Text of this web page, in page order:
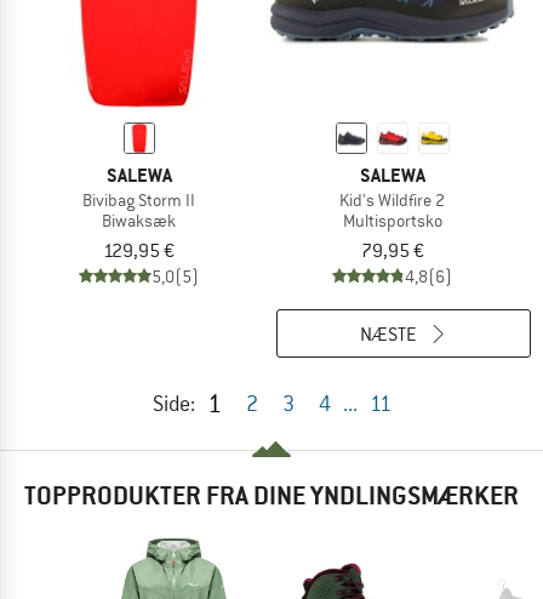
SALEWA
Bivibag Storm II
Biwaksæk
129,95 €
5,0(5)
SALEWA
Kid's Wildfire 2
Multisportsko
79,95 €
4,8(6)
Side: 1 2 3 4 ... 11
NÆSTE
TOPPRODUKTER FRA DINE YNDLINGSMÆRKER